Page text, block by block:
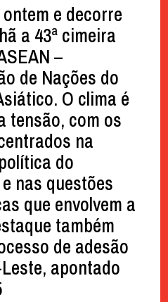
e decorre
a 43ª cimeira
–
de Nações do
O clima é
tensão, com os
na
do
nas questões
que envolvem a
também
de adesão
apontado